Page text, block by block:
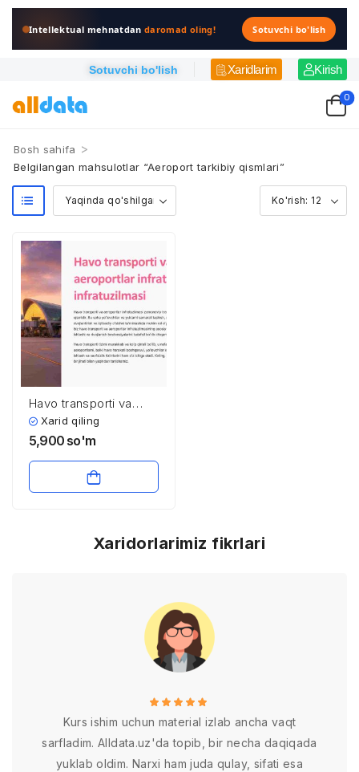
Intellektual mehnatdandaromad oling! Sotuvchi bo'lish
Sotuvchi bo'lish Xaridlarim Kirish
0
Bosh sahifa >
Belgilangan mahsulotlar “Aeroport tarkibiy qismlari”
Havo transporti va
aeroportlar
infratuzilmasi
Xarid qiling
5,900 so'm
Xaridorlarimiz fikrlari
Kurs ishim uchun material izlab ancha vaqt
sarfladim. Alldata.uz'da topib, bir necha daqiqada
yuklab oldim. Narxi ham juda qulay, sifati esa